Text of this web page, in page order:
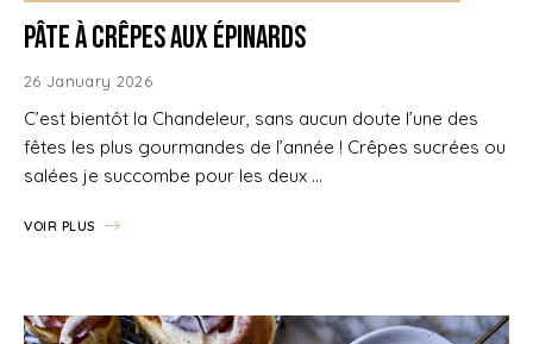
Pâte à crêpes aux épinards
26 January 2026
C’est bientôt la Chandeleur, sans aucun doute l’une des
fêtes les plus gourmandes de l’année ! Crêpes sucrées ou
salées je succombe pour les deux …
VOIR PLUS